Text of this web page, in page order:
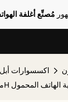
مُصنِّع أغلفة
اكسسوارات أبل